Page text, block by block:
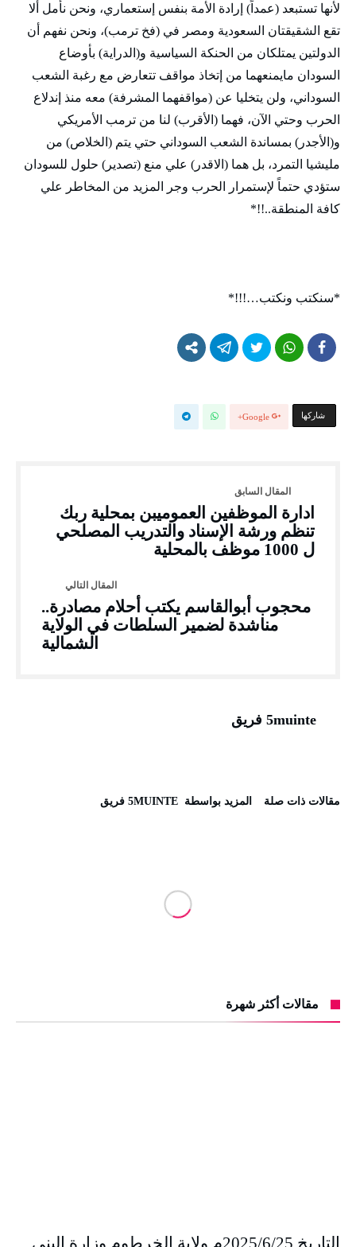
لأنها تستبعد (عمداً) إرادة الأمة بنفس إستعماري، ونحن نأمل ألا
تقع الشقيقتان السعودية ومصر في (فخ ترمب)، ونحن نفهم أن
الدولتين يمتلكان من الحنكة السياسية و(الدراية) بأوضاع
السودان مايمنعهما من إتخاذ مواقف تتعارض مع رغبة الشعب
السوداني، ولن يتخليا عن (مواقفهما المشرفة) معه منذ إندلاع
الحرب وحتي الآن، فهما (الأقرب) لنا من ترمب الأمريكي
و(الأجدر) بمساندة الشعب السوداني حتي يتم (الخلاص) من
مليشيا التمرد، بل هما (الاقدر) علي منع (تصدير) حلول للسودان
ستؤدي حتماً لإستمرار الحرب وجر المزيد من المخاطر علي
كافة المنطقة..!!*
*سنكتب ونكتب…!!!*
‫‫ شاركها‬ Google+
ادارة الموظفين العموميبن بمحلية ربك
تنظم ورشة الإسناد والتدريب المصلحي
ل 1000 موظف بالمحلية
محجوب أبوالقاسم يكتب أحلام مصادرة..
مناشدة لضمير السلطات في الولاية
الشمالية
5muinte فريق
‫مقالات ذات صلة‬ ‫‫المزيد بواسطة‬ ‬ 5MUINTE فريق
مقالات أكثر شهرة
التاريخ 2025/6/25م ولاية الخرطوم وزارة البنى